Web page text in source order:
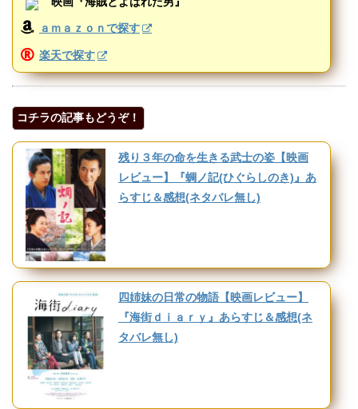
ａｍａｚｏｎで探す
楽天で探す
コチラの記事もどうぞ！
残り３年の命を生きる武士の姿【映画
レビュー】『蜩ノ記(ひぐらしのき)』あ
らすじ＆感想(ネタバレ無し)
四姉妹の日常の物語【映画レビュー】
『海街ｄｉａｒｙ』あらすじ＆感想(ネ
タバレ無し)